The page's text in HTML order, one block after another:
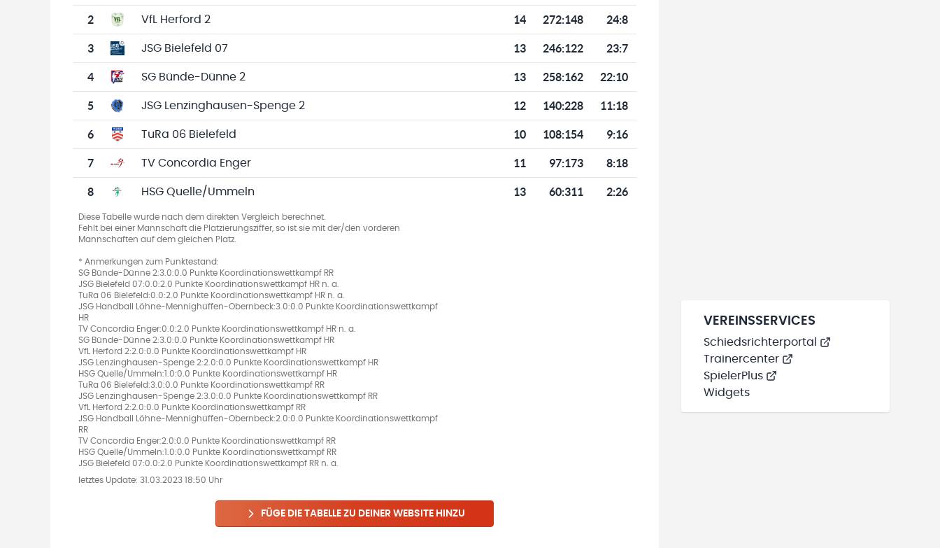
2 VfL Herford 2 14 272:148 24:8
3 JSG Bielefeld 07 13 246:122 23:7
4 SG Bünde-Dünne 2 13 258:162 22:10
5 JSG Lenzinghausen-Spenge 2 12 140:228 11:18
6 TuRa 06 Bielefeld 10 108:154 9:16
7 TV Concordia Enger 11 97:173 8:18
8 HSG Quelle/Ummeln 13 60:311 2:26
Diese Tabelle wurde nach dem direkten Vergleich berechnet.
Fehlt bei einer Mannschaft die Platzierungsziffer, so ist sie mit der/den vorderen
Mannschaften auf dem gleichen Platz.
* Anmerkungen zum Punktestand:
SG Bünde-Dünne 2:3.0:0.0 Punkte Koordinationswettkampf RR
JSG Bielefeld 07:0.0:2.0 Punkte Koordinationswettkampf HR n. a.
TuRa 06 Bielefeld:0.0:2.0 Punkte Koordinationswettkampf HR n. a.
JSG Handball Löhne-Mennighüffen-Obernbeck:3.0:0.0 Punkte Koordinationswettkampf
HR
TV Concordia Enger:0.0:2.0 Punkte Koordinationswettkampf HR n. a.
SG Bünde-Dünne 2:3.0:0.0 Punkte Koordinationswettkampf HR
VfL Herford 2:2.0:0.0 Punkte Koordinationswettkampf HR
JSG Lenzinghausen-Spenge 2:2.0:0.0 Punkte Koordinationswettkampf HR
HSG Quelle/Ummeln:1.0:0.0 Punkte Koordinationswettkampf HR
TuRa 06 Bielefeld:3.0:0.0 Punkte Koordinationswettkampf RR
JSG Lenzinghausen-Spenge 2:3.0:0.0 Punkte Koordinationswettkampf RR
VfL Herford 2:2.0:0.0 Punkte Koordinationswettkampf RR
JSG Handball Löhne-Mennighüffen-Obernbeck:2.0:0.0 Punkte Koordinationswettkampf
RR
TV Concordia Enger:2.0:0.0 Punkte Koordinationswettkampf RR
HSG Quelle/Ummeln:1.0:0.0 Punkte Koordinationswettkampf RR
JSG Bielefeld 07:0.0:2.0 Punkte Koordinationswettkampf RR n. a.
letztes Update: 31.03.2023 18:50 Uhr
FÜGE DIE TABELLE ZU DEINER WEBSITE HINZU
VEREINSSERVICES
Schiedsrichterportal
Trainercenter
SpielerPlus
Widgets